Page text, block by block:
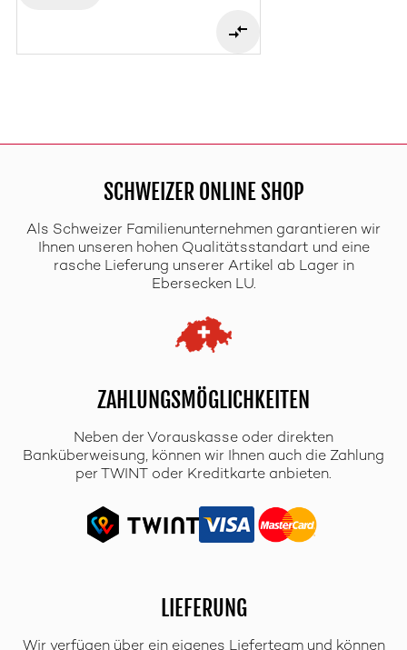
SCHWEIZER ONLINE SHOP
Als Schweizer Familienunternehmen garantieren wir
Ihnen unseren hohen Qualitätsstandart und eine
rasche Lieferung unserer Artikel ab Lager in
Ebersecken LU.
ZAHLUNGSMÖGLICHKEITEN
Neben der Vorauskasse oder direkten
Banküberweisung, können wir Ihnen auch die Zahlung
per TWINT oder Kreditkarte anbieten.
LIEFERUNG
Wir verfügen über ein eigenes Lieferteam und können